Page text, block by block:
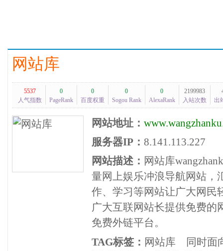
网站库
5537
人气指数
0
PageRank
0
百度权重
0
Sogou Rank
0
AlexaRank
2199983
入站次数
出
网站地址：
服务器IP： 8.141.113.227
网站描述： 网站库
量网上娱乐冲浪导航网站，
作、学习等网站让广大网民
广大互联网站长提供免费的
免费外链平台。
TAG标签： 网站库
同时面